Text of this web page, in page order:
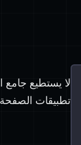
لا يستطيع جامع
تطبيقات الصفحة